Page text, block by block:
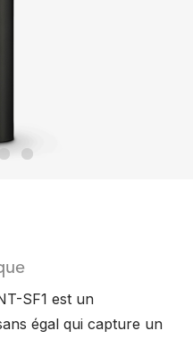
SF1 est un
égal qui capture un